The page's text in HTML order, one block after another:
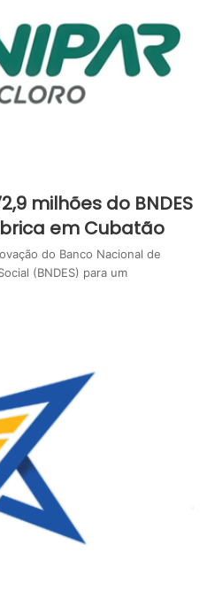
milhões do BNDES
em Cubatão
do Banco Nacional de
(BNDES) para um